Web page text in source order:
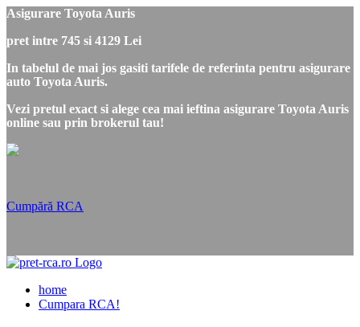
Asigurare Toyota Auris
pret intre 745 si 4129 Lei
In tabelul de mai jos gasiti tarifele de referinta pentru asigurare
auto Toyota Auris.
Vezi pretul exact si alege cea mai ieftina asigurare Toyota Auris
online sau prin brokerul tau!
Cumpără RCA
home
Cumpara RCA!